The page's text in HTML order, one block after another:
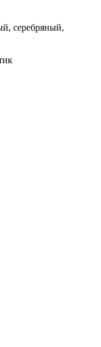
серебряный,